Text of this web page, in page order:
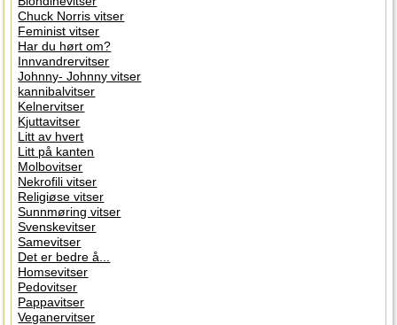
Chuck Norris vitser
Feminist vitser
Har du hørt om?
Innvandrervitser
Johnny- Johnny vitser
kannibalvitser
Kelnervitser
Kjuttavitser
Litt av hvert
Litt på kanten
Molbovitser
Nekrofili vitser
Religiøse vitser
Sunnmøring vitser
Svenskevitser
Samevitser
Det er bedre å...
Homsevitser
Pedovitser
Pappavitser
Veganervitser